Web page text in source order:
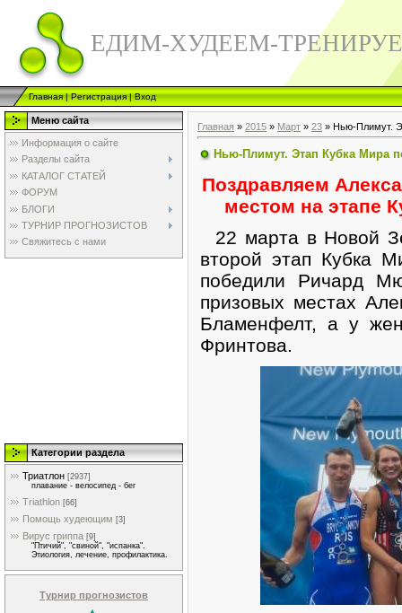
ЕДИМ-ХУДЕЕМ-
Главная|Регистрация|Вход
Меню сайта
Информация о сайте
Разделы сайта
КАТАЛОГ СТАТЕЙ
ФОРУМ
БЛОГИ
ТУРНИР ПРОГНОЗИСТОВ
Свяжитесь с нами
Категории раздела
Триатлон [2937]
плавание - велосипед - бег
Triathlon [66]
Помощь худеющим [3]
Вирус гриппа [9]
"Птичий", "свиной", "испанка".
Этиология, лечение, профилактика.
Турнир прогнозистов
Главная » 2015 » Март » 23 » Нью-Плимут.
Нью-Плимут. Этап Кубка Мира
Поздравляем
местом на этапе
22 марта в Новой
второй этап Кубка
победили Ричард
призовых местах
Бламенфелт, а у
Фринтова.